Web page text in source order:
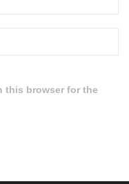
this browser for the